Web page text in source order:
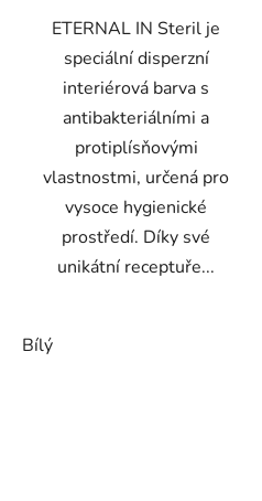
ETERNAL IN Steril je
speciální disperzní
interiérová barva s
antibakteriálními a
protiplísňovými
vlastnostmi, určená pro
vysoce hygienické
prostředí. Díky své
unikátní receptuře...
Bílý